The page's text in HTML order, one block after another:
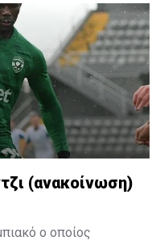
(ανακοίνωση)
ο οποίος